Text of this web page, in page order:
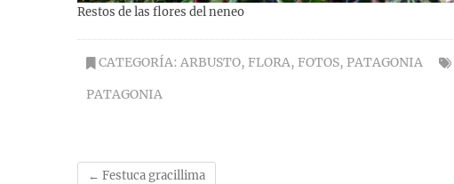
Restos de las flores del neneo
CATEGORÍA: ARBUSTO, FLORA, FOTOS, PATAGONIA
PATAGONIA
← Festuca gracillima